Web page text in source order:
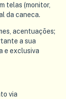
telas (monitor,
da caneca.
acentuações;
a sua
e exclusiva
via